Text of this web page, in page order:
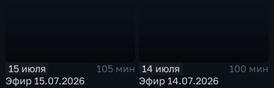
15 июля
105 мин
Эфир 15.07.2026
14 июля
100 мин
Эфир 14.07.2026